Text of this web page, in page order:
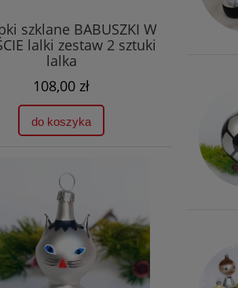
szklane BABUSZKI W
lalki zestaw 2 sztuki
lalka
108,00 zł
do koszyka